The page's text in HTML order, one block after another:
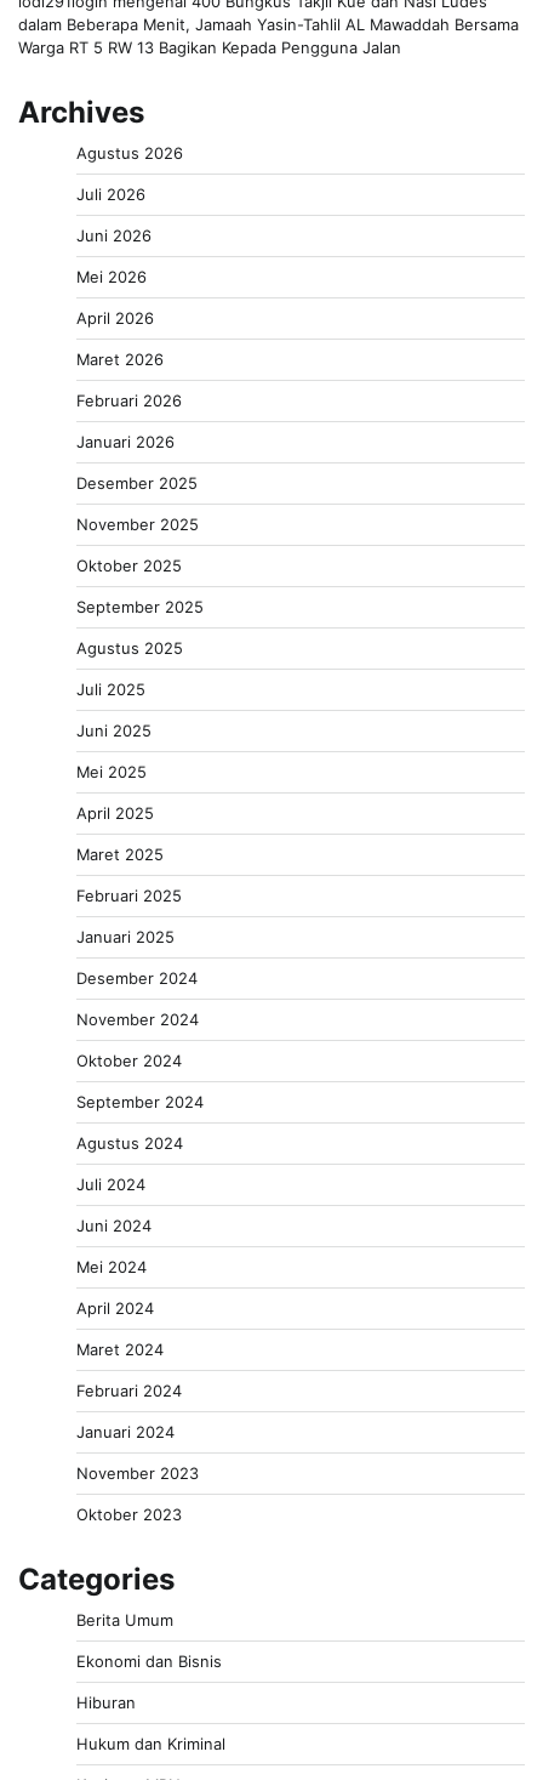
dalam Beberapa Menit, Jamaah Yasin-Tahlil AL Mawaddah Bersama
Warga RT 5 RW 13 Bagikan Kepada Pengguna Jalan
Archives
Agustus 2026
Juli 2026
Juni 2026
Mei 2026
April 2026
Maret 2026
Februari 2026
Januari 2026
Desember 2025
November 2025
Oktober 2025
September 2025
Agustus 2025
Juli 2025
Juni 2025
Mei 2025
April 2025
Maret 2025
Februari 2025
Januari 2025
Desember 2024
November 2024
Oktober 2024
September 2024
Agustus 2024
Juli 2024
Juni 2024
Mei 2024
April 2024
Maret 2024
Februari 2024
Januari 2024
November 2023
Oktober 2023
Categories
Berita Umum
Ekonomi dan Bisnis
Hiburan
Hukum dan Kriminal